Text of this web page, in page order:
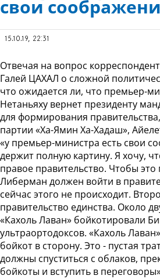
свои
15.10.19, 22:31
Отвечая на вопрос
Галей ЦАХАЛ о сложной
что ожидается ли, что премьер-
Нетаньяху вернет президенту
для формирования
партии «Ха-Ямин Ха-Хадаш»,
«у премьер-министра есть свои
держит полную картину. Я хочу,
правое правительство. Чтобы
Либерман должен войти в
сейчас этого не происходит.
правительство единства. Около
«Кахоль Лаван» бойкотировали
ультраортодоксов. «Кахоль
бойкот в сторону. Это - пустая
должны спуститься с облаков,
бойкоты и вступить в